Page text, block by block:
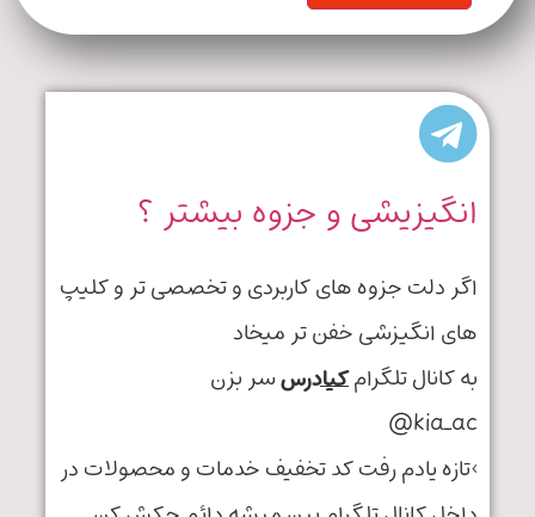
و جزوه بیشتر ؟
جزوه های کاربردی و تخصصی تر و کلیپ
خفن تر میخاد
کیادرسسر بزن
رفت کد تخفیف خدمات و محصولات در